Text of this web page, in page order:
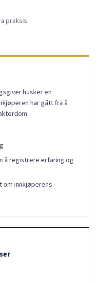
praksis.
husker en
har gått fra å
å registrere erfaring og
om innkjøperens